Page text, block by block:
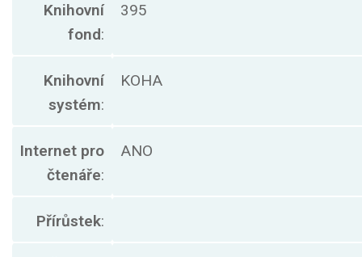
Knihovní
fond:
395
Knihovní
systém:
KOHA
Internet pro
čtenáře:
ANO
Přírůstek: